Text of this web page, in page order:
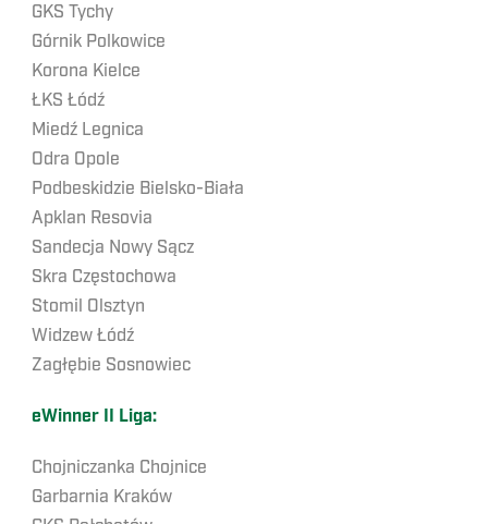
GKS Tychy
Górnik Polkowice
Korona Kielce
ŁKS Łódź
Miedź Legnica
Odra Opole
Podbeskidzie Bielsko-Biała
Apklan Resovia
Sandecja Nowy Sącz
Skra Częstochowa
Stomil Olsztyn
Widzew Łódź
Zagłębie Sosnowiec
eWinner II Liga:
Chojniczanka Chojnice
Garbarnia Kraków